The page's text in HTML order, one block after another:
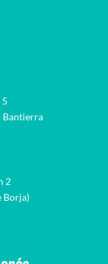
Bantierra
2
Borja)